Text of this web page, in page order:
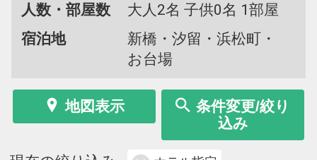
人数・部屋数
大人2名 子供0名 1部屋
宿泊地
新橋・汐留・浜松町・
お台場
地図表示
条件変更/絞り
込み